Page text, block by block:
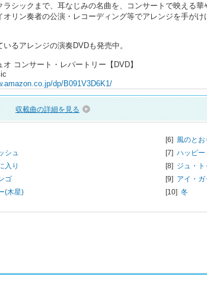
ラシックまで、耳なじみの名曲を、コンサートで映える
オリン奏者の公演・レコーディング等でアレンジを手がけ
るアレンジの演奏DVDも発売中。
コンサート・レパートリー【DVD】
dp/B091V3D6K1/
収載曲の詳細を見る
シュ
入り
ゴ
(木星)
[6] 風のとお
[7] ハッピー
[8] ジュ・
[9] アイ・
[10] 冬